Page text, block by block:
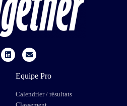
Equipe Pro
Calendrier / résultats